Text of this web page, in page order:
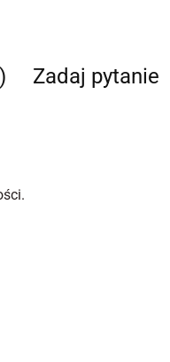
Zadaj pytanie